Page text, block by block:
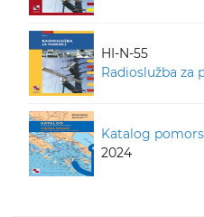
HI-N-55
Radioslužba za
Katalog
2024